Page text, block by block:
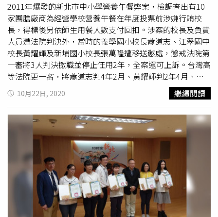
2011年爆發的新北市中小學營養午餐弊案，檢調查出有10
家團膳廠商為經營學校營養午餐在年度投票前涉嫌行賄校
長，得標後另依師生用餐人數支付回扣。涉案的校長及負責
人員遭法院判決外，當時的義學國小校長蕭道志、江翠國中
校長黃耀輝及新埔國小校長張萬隆遭移送懲處，懲戒法院第
一審將3人判決撤職並停止任用2年，全案還可上訴。台灣高
等法院更一審，將蕭道志判4年2月、黃耀輝判2年4月、張
萬隆2年2月、新興國小校長張崇仁3年7月、蘆洲國小柯份
判刑4年、二重國小劉創任判刑1年10月、安和國小趙榮景
判4年4月、樹林高中張世明判4年2月、樹林國小葉振翼判
刑3年7月、埔墘國小吳玉美判刑2年。這起台灣杏壇最大醜
聞爆發於2011年間，當時因中和區積穗國小發生營養午餐
的餐桶長蛆事件，新北地檢署主動偵辦。檢方偵結後，共有
38名中小學校長涉貪遭起訴，一審認定31名校長收賄、1名
洩密，共有32名校長被分判10年6月至3月不等刑期，4名校
長被判無罪、2名校長案發後死亡，判決公訴不受理，一審
宣判後，3名校長未上訴已告確定。二審斥責涉貪校長們收
取賄賂敗壞教育風氣，有損國民對教育、師道的尊崇，對曾
10月22日, 2020 繼續閱讀